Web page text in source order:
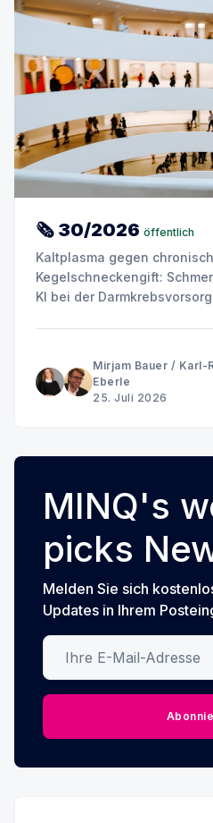
🗞 30/2026 öffentlich
Kaltplasma gegen
Kegelschneckengift:
KI bei der
Mirjam Bauer / Karl-
Eberle
25. Juli 2026
MINQ's
picks
Melden Sie sich
Updates in Ihrem
Ihre E-Mail-Adresse